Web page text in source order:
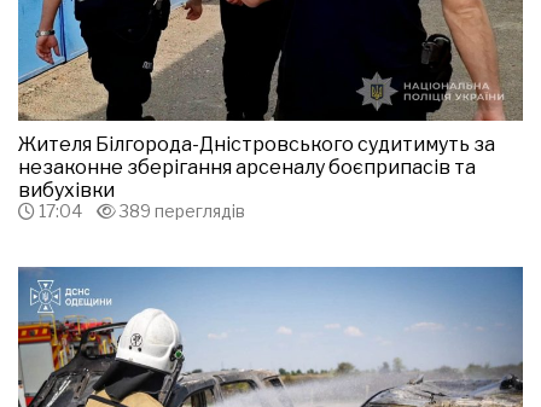
Жителя Білгорода-Дністровського судитимуть за
незаконне зберігання арсеналу боєприпасів та
вибухівки
17:04 389 переглядів